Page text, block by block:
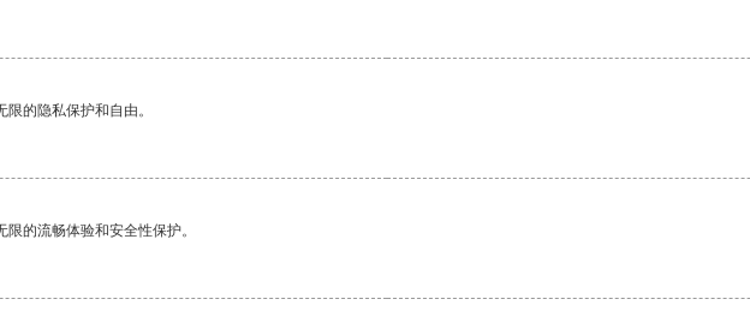
的隐私保护和自由。
的流畅体验和安全性保护。